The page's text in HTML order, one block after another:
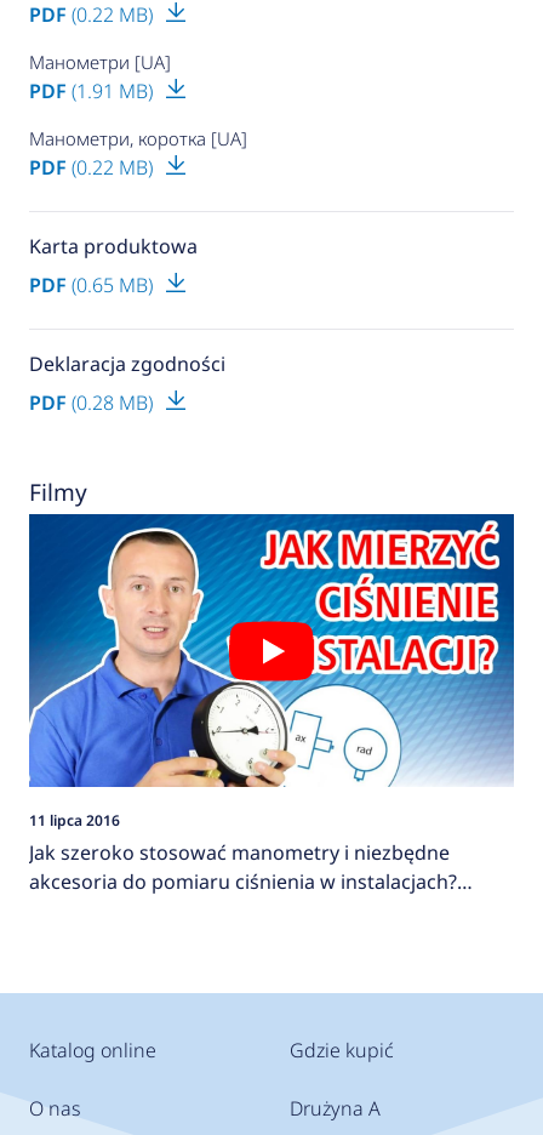
PDF (0.22 MB)
Манометри [UA]
PDF (1.91 MB)
Манометри, коротка [UA]
PDF (0.22 MB)
Karta produktowa
PDF (0.65 MB)
Deklaracja zgodności
PDF (0.28 MB)
Filmy
11 lipca 2016
Jak szeroko stosować manometry i niezbędne
akcesoria do pomiaru ciśnienia w instalacjach?
Katalog online
O nas
Gdzie kupić
Drużyna A